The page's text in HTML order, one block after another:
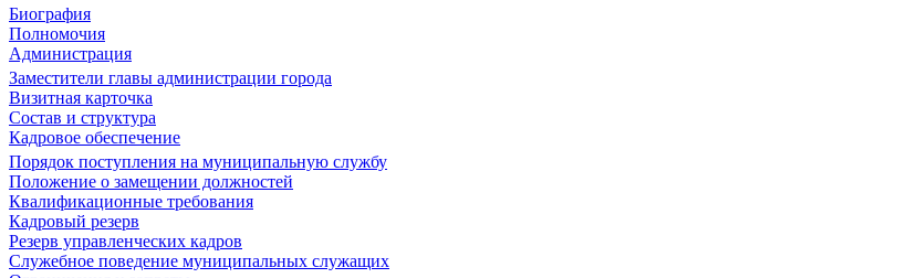
Биография
Полномочия
Администрация
Заместители главы администрации города
Визитная карточка
Состав и структура
Кадровое обеспечение
Порядок поступления на муниципальную службу
Положение о замещении должностей
Квалификационные требования
Кадровый резерв
Резерв управленческих кадров
Служебное поведение муниципальных служащих